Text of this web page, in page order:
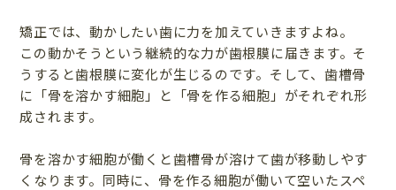
矯正では、動かしたい歯に力を加えていきますよね。
この動かそうという継続的な力が歯根膜に届きます。そ
うすると歯根膜に変化が生じるのです。そして、歯槽骨
に「骨を溶かす細胞」と「骨を作る細胞」がそれぞれ形
成されます。
骨を溶かす細胞が働くと歯槽骨が溶けて歯が移動しやす
くなります。同時に、骨を作る細胞が働いて空いたスペ